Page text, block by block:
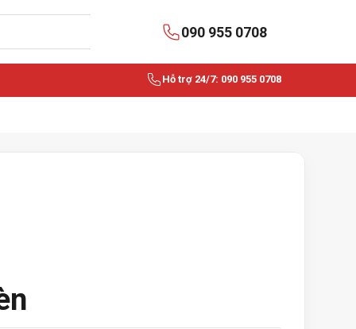
090 955 0708
Hỗ trợ 24/7: 090 955 0708